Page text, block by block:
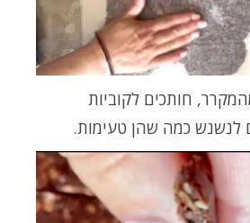
חותכים לקוביות
לנשנש כמה שהן טעימות.